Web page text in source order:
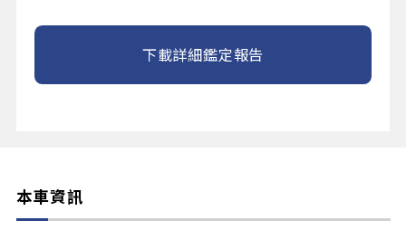
下載詳細鑑定報告
本車資訊